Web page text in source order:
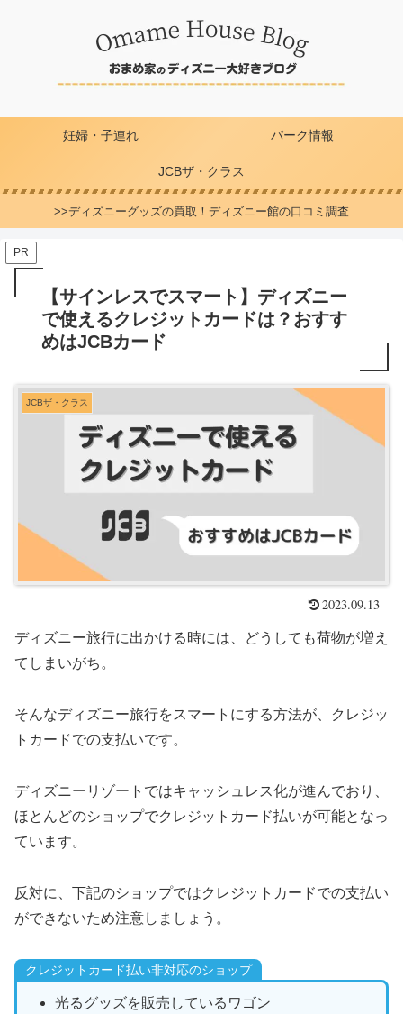
妊婦・子連れ パーク情報
JCBザ・クラス
>>ディズニーグッズの買取！ディズニー館の口コミ調査
PR
【サインレスでスマート】ディズニー
で使えるクレジットカードは？おすす
めはJCBカード
JCBザ・クラス
2023.09.13
ディズニー旅行に出かける時には、どうしても荷物が増え
てしまいがち。
そんなディズニー旅行をスマートにする方法が、クレジッ
トカードでの支払いです。
ディズニーリゾートではキャッシュレス化が進んでおり、
ほとんどのショップでクレジットカード払いが可能となっ
ています。
反対に、下記のショップではクレジットカードでの支払い
ができないため注意しましょう。
クレジットカード払い非対応のショップ
光るグッズを販売しているワゴン